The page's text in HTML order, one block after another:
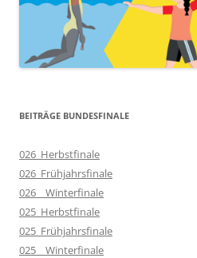
BEITRÄGE BUNDESFINALE
026_Herbstfinale
026_Frühjahrsfinale
026__Winterfinale
025_Herbstfinale
025_Frühjahrsfinale
025__Winterfinale